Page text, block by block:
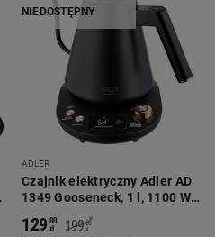
NIEDOSTĘPNY
ADLER
Czajnik elektryczny Adler AD
1349 Gooseneck, 1 l, 1100 W,
z regulacją temperatury
129 00
zł 199 00
zł
*